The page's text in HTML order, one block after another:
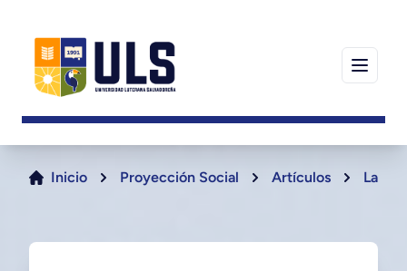
Inicio Proyección Social Artículos Las